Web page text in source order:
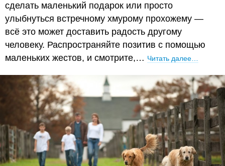
сделать маленький подарок или просто
улыбнуться встречному хмурому прохожему —
всё это может доставить радость другому
человеку. Распространяйте позитив с помощью
маленьких жестов, и смотрите,… Читать далее…